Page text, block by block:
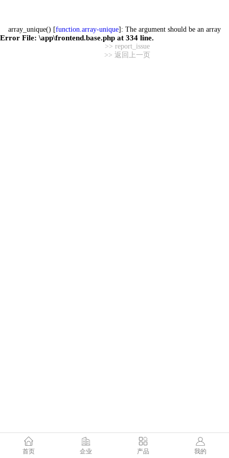
array_unique() [function.array-unique]: The argument should be an array
Error File: \app\frontend.base.php at 334 line.
>> report_issue
>> 返回上一页
首页 企业 产品 我的